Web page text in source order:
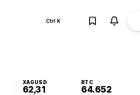
Ctrl K
XAGUSD
62,31
BTC
64.652